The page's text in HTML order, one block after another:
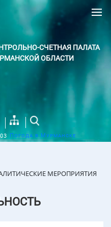
СЧЕТНАЯ ПАЛАТА
ОБЛАСТИ
Погода в Мурманске
МЕРОПРИЯТИЯ